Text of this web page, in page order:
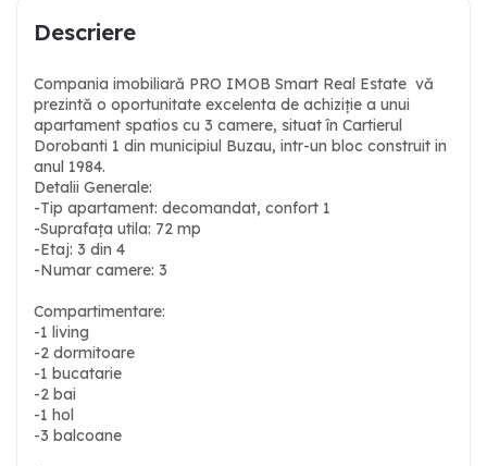
Descriere
Compania imobiliară PRO IMOB Smart Real Estate vă
prezintă o oportunitate excelenta de achiziție a unui
apartament spatios cu 3 camere, situat în Cartierul
Dorobanti 1 din municipiul Buzau, intr-un bloc construit in
anul 1984.
Detalii Generale:
-Tip apartament: decomandat, confort 1
-Suprafața utila: 72 mp
-Etaj: 3 din 4
-Numar camere: 3
Compartimentare:
-1 living
-2 dormitoare
-1 bucatarie
-2 bai
-1 hol
-3 balcoane